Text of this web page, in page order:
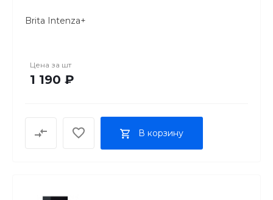
Brita Intenza+
Цена за шт
1 190 ₽
В корзину